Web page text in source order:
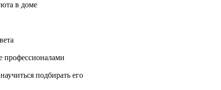
в доме
профессионалами
подбирать его